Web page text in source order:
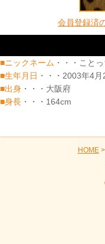
会員登録済
■ニックネーム ・・・ことっ
■生年月日 ・・・2003年4月
■出身 ・・・大阪府
■身長 ・・・164cm
HOME>